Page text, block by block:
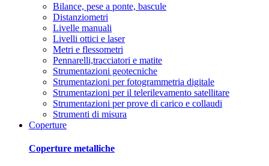
Bilance, pese a ponte, bascule
Distanziometri
Livelle manuali
Livelli ottici e laser
Metri e flessometri
Pennarelli,tracciatori e matite
Strumentazioni geotecniche
Strumentazioni per fotogrammetria digitale
Strumentazioni per il telerilevamento satellitare
Strumentazioni per prove di carico e collaudi
Strumenti di misura
Coperture
Coperture metalliche